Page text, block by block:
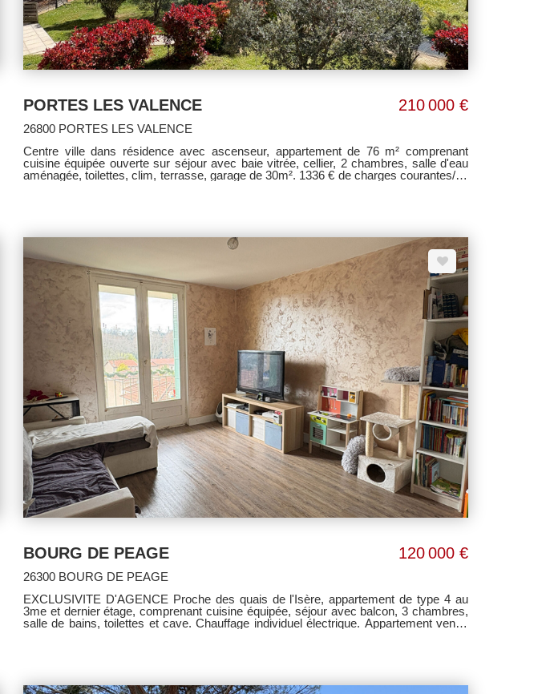
PORTES LES VALENCE 210 000 €
26800 PORTES LES VALENCE
Centre ville dans résidence avec ascenseur, appartement de 76 m² comprenant
cuisine équipée ouverte sur séjour avec baie vitrée, cellier, 2 chambres, salle d'eau
aménagée, toilettes, clim, terrasse, garage de 30m². 1336 € de charges courantes/an
BOURG DE PEAGE 120 000 €
26300 BOURG DE PEAGE
EXCLUSIVITE D'AGENCE Proche des quais de l'Isère, appartement de type 4 au
3me et dernier étage, comprenant cuisine équipée, séjour avec balcon, 3 chambres,
salle de bains, toilettes et cave. Chauffage individuel électrique. Appartement vendu